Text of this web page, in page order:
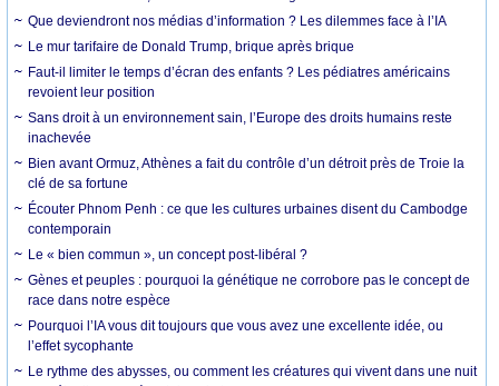
Que deviendront nos médias d’information ? Les dilemmes face à l’IA
Le mur tarifaire de Donald Trump, brique après brique
Faut-il limiter le temps d’écran des enfants ? Les pédiatres américains
revoient leur position
Sans droit à un environnement sain, l’Europe des droits humains reste
inachevée
Bien avant Ormuz, Athènes a fait du contrôle d’un détroit près de Troie la
clé de sa fortune
Écouter Phnom Penh : ce que les cultures urbaines disent du Cambodge
contemporain
Le « bien commun », un concept post-libéral ?
Gènes et peuples : pourquoi la génétique ne corrobore pas le concept de
race dans notre espèce
Pourquoi l’IA vous dit toujours que vous avez une excellente idée, ou
l’effet sycophante
Le rythme des abysses, ou comment les créatures qui vivent dans une nuit